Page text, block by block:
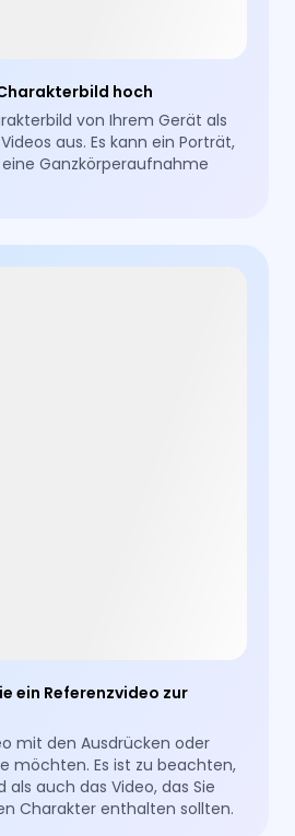
hoch
von Ihrem Gerät als
aus. Es kann ein Porträt,
Ganzkörperaufnahme
ein Referenzvideo zur
mit den Ausdrücken oder
möchten. Es ist zu beachten,
als auch das Video, das Sie
Charakter enthalten sollten.